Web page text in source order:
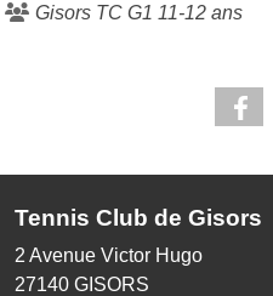
Gisors TC G1 11-12 ans
Tennis Club de Gisors
2 Avenue Victor Hugo
27140 GISORS